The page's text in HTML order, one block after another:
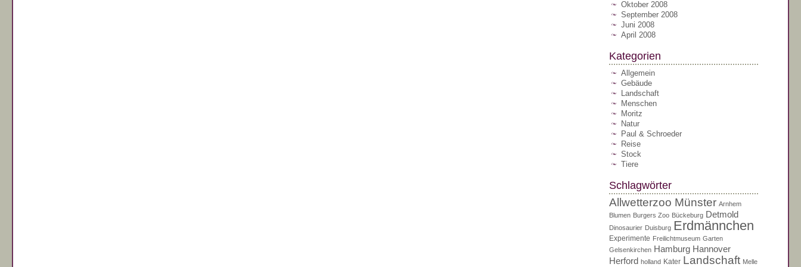
Oktober 2008
September 2008
Juni 2008
April 2008
Kategorien
Allgemein
Gebäude
Landschaft
Menschen
Moritz
Natur
Paul & Schroeder
Reise
Stock
Tiere
Schlagwörter
Allwetterzoo Münster Arnhem
Blumen Burgers Zoo Bückeburg Detmold
Dinosaurier Duisburg Erdmännchen
Experimente Freilichtmuseum Garten
Gelsenkirchen Hamburg Hannover
Herford holland Kater Landschaft Melle